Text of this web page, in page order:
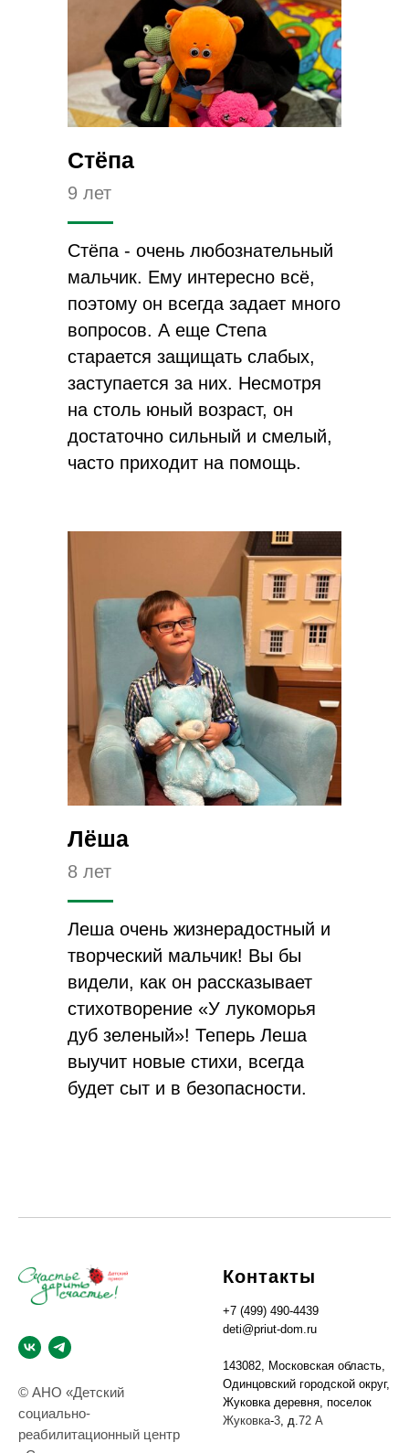
Стёпа
9 лет
Стёпа - очень любознательный
мальчик. Ему интересно всё,
поэтому он всегда задает много
вопросов. А еще Степа
старается защищать слабых,
заступается за них. Несмотря
на столь юный возраст, он
достаточно сильный и смелый,
часто приходит на помощь.
Лёша
8 лет
Леша очень жизнерадостный и
творческий мальчик! Вы бы
видели, как он рассказывает
стихотворение «У лукоморья
дуб зеленый»! Теперь Леша
выучит новые стихи, всегда
будет сыт и в безопасности.
© АНО «Детский
социально-
реабилитационный центр
Контакты
+7 (499) 490-4439
deti@priut-dom.ru
143082, Московская область,
Одинцовский городской округ,
Жуковка деревня, поселок
Жуковка-3, д.72 А